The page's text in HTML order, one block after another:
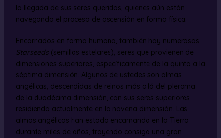
la llegada de sus seres queridos, quienes aún están
navegando el proceso de ascensión en forma física.
Encarnados en forma humana, también hay numerosos
Starseeds(semillas estelares), seres que provienen de
dimensiones superiores, específicamente de la quinta a la
séptima dimensión. Algunos de ustedes son almas
angélicas, descendidas de reinos más allá del pleroma
de la duodécima dimensión, con sus seres superiores
residiendo actualmente en la novena dimensión. Las
almas angélicas han estado encarnando en la Tierra
durante miles de años, trayendo consigo una gran